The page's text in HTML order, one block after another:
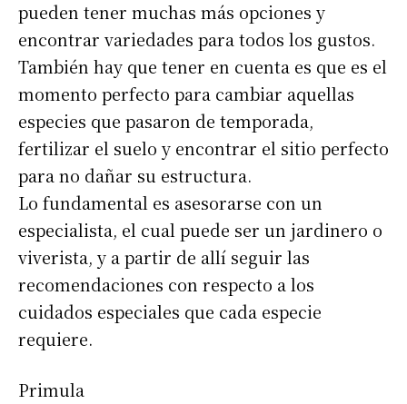
pueden tener muchas más opciones y
encontrar variedades para todos los gustos.
También hay que tener en cuenta es que es el
momento perfecto para cambiar aquellas
especies que pasaron de temporada,
fertilizar el suelo y encontrar el sitio perfecto
para no dañar su estructura.
Lo fundamental es asesorarse con un
especialista, el cual puede ser un jardinero o
viverista, y a partir de allí seguir las
recomendaciones con respecto a los
cuidados especiales que cada especie
requiere.
Primula